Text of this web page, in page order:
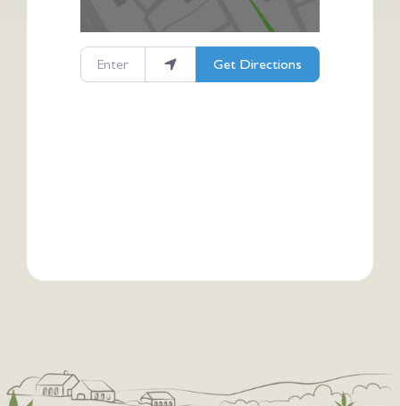
Enter your location
Get Directions